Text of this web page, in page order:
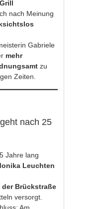
Grill
nach Meinung
Gabriele
mehr
zu
Zeiten.
nach 25
Jahre lang
Leuchten
Brückstraße
versorgt.